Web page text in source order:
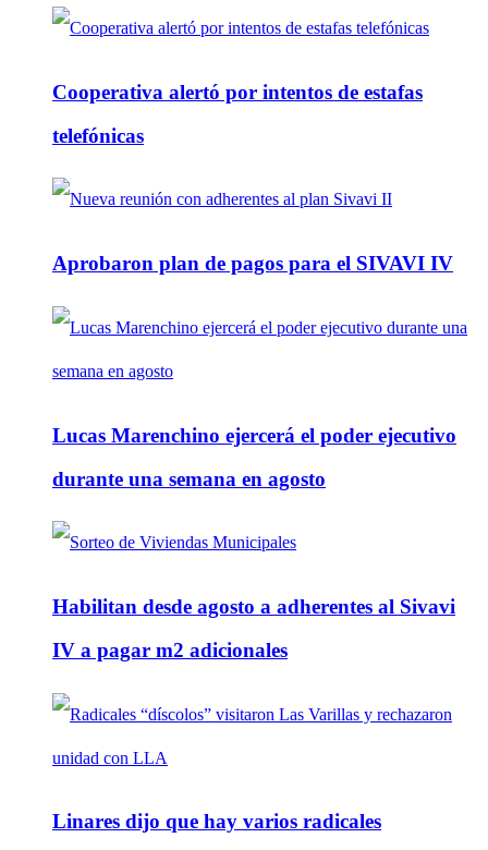
Cooperativa alertó por intentos de estafas
telefónicas
Aprobaron plan de pagos para el SIVAVI IV
Lucas Marenchino ejercerá el poder ejecutivo
durante una semana en agosto
Habilitan desde agosto a adherentes al Sivavi
IV a pagar m2 adicionales
Linares dijo que hay varios radicales